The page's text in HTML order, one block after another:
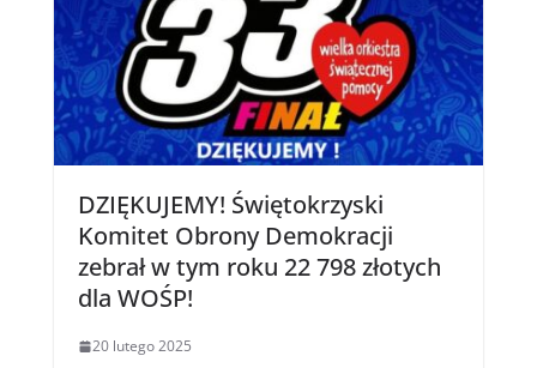
DZIĘKUJEMY! Świętokrzyski
Komitet Obrony Demokracji
zebrał w tym roku 22 798 złotych
dla WOŚP!
20 lutego 2025